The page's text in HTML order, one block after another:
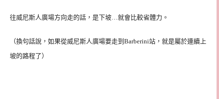
往威尼斯人廣場方向走的話， 是下坡…就會比較省體力。
（換句話說，如果從威尼斯人廣場要走到 Barberini站，就是屬於連續上
坡的路程了）